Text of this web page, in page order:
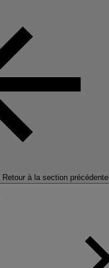
Retour à la section précédente